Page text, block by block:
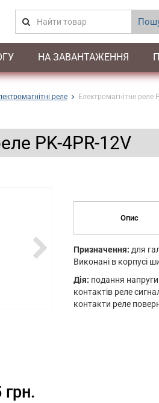
НА ЗАВАНТАЖЕННЯ
реле Електромагнітне реле
PK-4PR-12V
Опис
Призначення: для
Виконані в корпусі
Дія: подання
контактів реле
контакти реле